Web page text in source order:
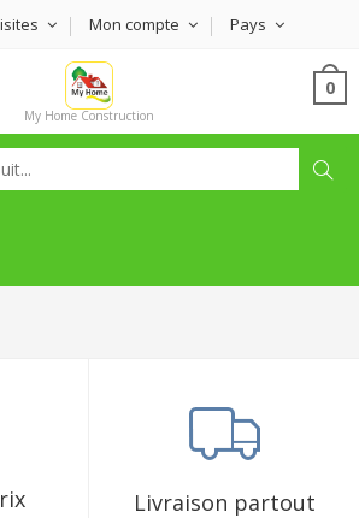
Mon compte Pays
My Home Construction
0
Livraison partout